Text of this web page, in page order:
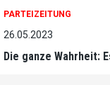
PARTEIZEITUNG
26.05.2023
Die ganze Wahrheit: